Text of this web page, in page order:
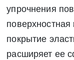
упрочнения
покрытие
расширяет ее
«О